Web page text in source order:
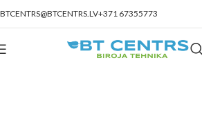
BTCENTRS@BTCENTRS.LV+371 67355773